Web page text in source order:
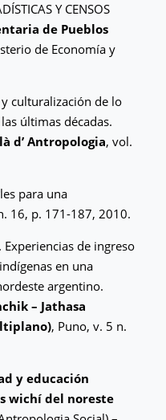
Y CENSOS
de Pueblos
de Economía y
y culturalización de lo
últimas décadas.
d’ Antropologia, vol.
para una
16, p. 171-187, 2010.
Experiencias de ingreso
en una
argentino.
– Jathasa
, Puno, v. 5 n.
y educación
wichí del noreste